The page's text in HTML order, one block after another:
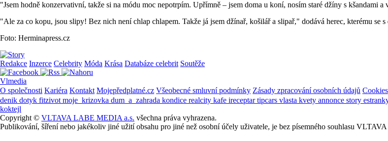
"Jsem hodně konzervativní, takže si na módu moc nepotrpím. Upřímně – jsem doma u koní, nosím staré džíny s kšandami a
"Ale za co kopu, jsou slipy! Bez nich není chlap chlapem. Takže já jsem džínař, košilář a slipař," dodává herec, kterému se
Foto: Herminapress.cz
Redakce Inzerce Celebrity Móda Krása Databáze celebrit Soutěže
Vlmedia
O společnosti Kariéra Kontakt Mojepředplatné.cz Všeobecné smluvní podmínky Zásady zpracování osobních údajů Cookies
denik dotyk fitzivot moje_krizovka dum_a_zahrada kondice realcity kafe ireceptartipcars vlasta kvety annonce story
koktejl
Copyright © VLTAVA LABE MEDIA a.s. všechna práva vyhrazena.
Publikování, šíření nebo jakékoliv jiné užití obsahu pro jiné než osobní účely uživatele, je bez písemného souhlasu